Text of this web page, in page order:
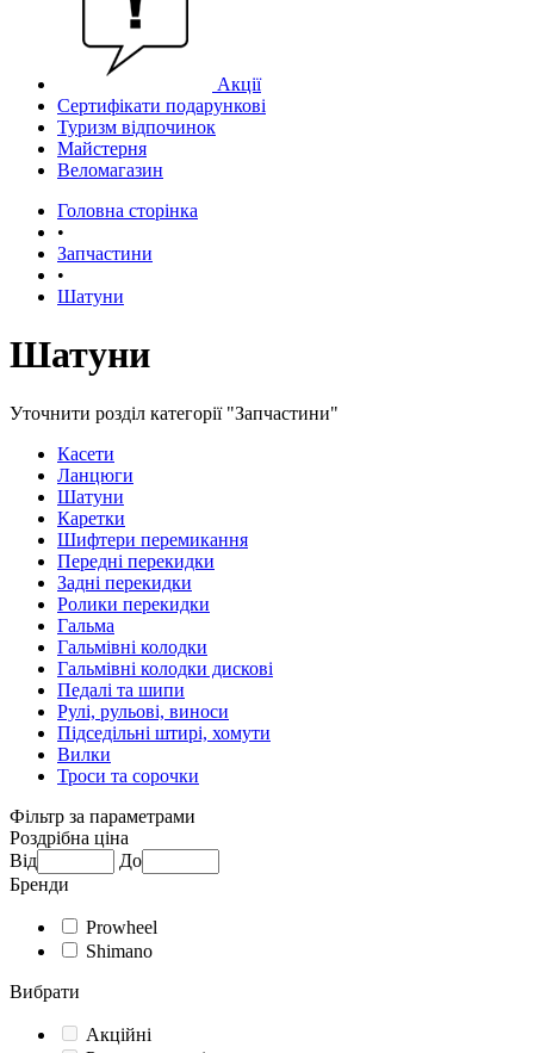
Акції
Сертифікати подарункові
Туризм відпочинок
Майстерня
Веломагазин
Головна сторінка
•
Запчастини
•
Шатуни
Шатуни
Уточнити розділ категорії "Запчастини"
Касети
Ланцюги
Шатуни
Каретки
Шифтери перемикання
Передні перекидки
Задні перекидки
Ролики перекидки
Гальма
Гальмівні колодки
Гальмівні колодки дискові
Педалі та шипи
Рулі, рульові, виноси
Підседільні штирі, хомути
Вилки
Троси та сорочки
Фільтр за параметрами
Роздрібна ціна
Від
До
Бренди
Prowheel
Shimano
Вибрати
Акційні